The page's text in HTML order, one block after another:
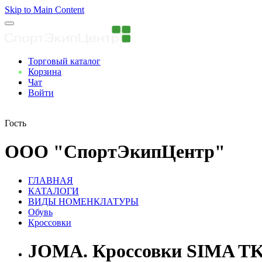
Skip to Main Content
Торговый каталог
Корзина
Чат
Войти
Гость
ООО "СпортЭкипЦентр"
ГЛАВНАЯ
КАТАЛОГИ
ВИДЫ НОМЕНКЛАТУРЫ
Обувь
Кроссовки
JOMA. Кроссовки SIMA